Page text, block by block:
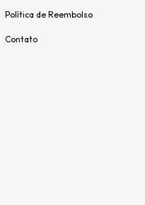
Política de Reembolso
Contato